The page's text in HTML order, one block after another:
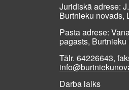
Juridiskā adrese:
Burtnieku novads,
Pasta adrese:
pagasts,
Tālr. 64226643,
Darba laiks